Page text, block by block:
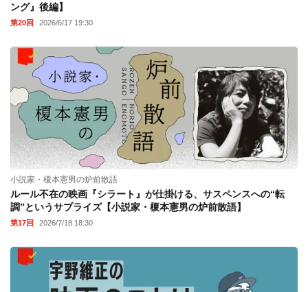
ング』後編】
第20回 2026/6/17 19:30
小説家・榎本憲男の炉前散語
ルール不在の映画『シラート』が仕掛ける、サスペンスへの“転
調”というサプライズ【小説家・榎本憲男の炉前散語】
第17回 2026/7/18 18:30